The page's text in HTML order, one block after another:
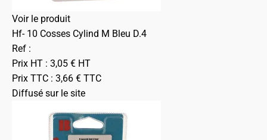
Voir le produit
Hf- 10 Cosses Cylind M Bleu D.4
Ref :
Prix HT : 3,05 € HT
Prix TTC : 3,66 € TTC
Diffusé sur le site